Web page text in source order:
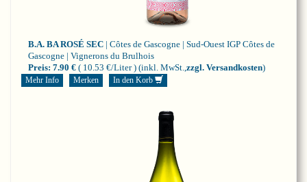
B.A. BA ROSÉ SEC | Côtes de Gascogne | Sud-Ouest IGP Côtes de
Gascogne | Vignerons du Brulhois
Preis: 7.90 € ( 10.53 €/Liter ) (inkl. MwSt.,zzgl. Versandkosten)
Mehr Info Merken In den Korb